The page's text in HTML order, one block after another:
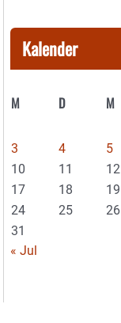
Kalender
M D M
3
4 5
10
11 12
17
18 19
24
25 26
31
« Jul